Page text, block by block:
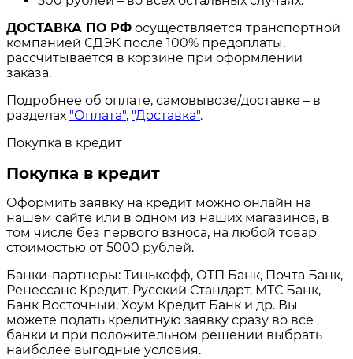
ДОСТАВКА ПО РФ осуществляется транспортной
компанией СДЭК после 100% предоплаты,
рассчитывается в корзине при оформлении
заказа.
Подробнее об оплате, самовывозе/доставке – в
разделах "Оплата", "Доставка".
Покупка в кредит
Покупка в кредит
Оформить заявку на кредит можно онлайн на
нашем сайте или в одном из наших магазинов, в
том числе без первого взноса, на любой товар
стоимостью от 5000 рублей.
Банки-партнеры: Тинькофф, ОТП Банк, Почта Банк,
Ренессанс Кредит, Русский Стандарт, МТС Банк,
Банк Восточный, Хоум Кредит Банк и др. Вы
можете подать кредитную заявку сразу во все
банки и при положительном решении выбрать
наиболее выгодные условия.